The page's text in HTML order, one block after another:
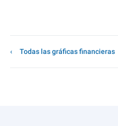
Todas las gráficas financieras